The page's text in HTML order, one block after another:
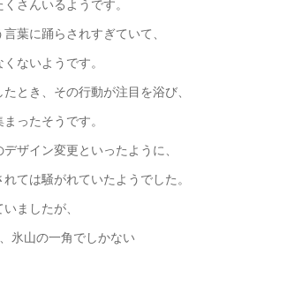
さんいるようです。
葉に踊らされすぎていて、
ないようです。
とき、その行動が注目を浴び、
ったそうです。
ザイン変更といったように、
ては騒がれていたようでした。
ましたが、
山の一角でしかない